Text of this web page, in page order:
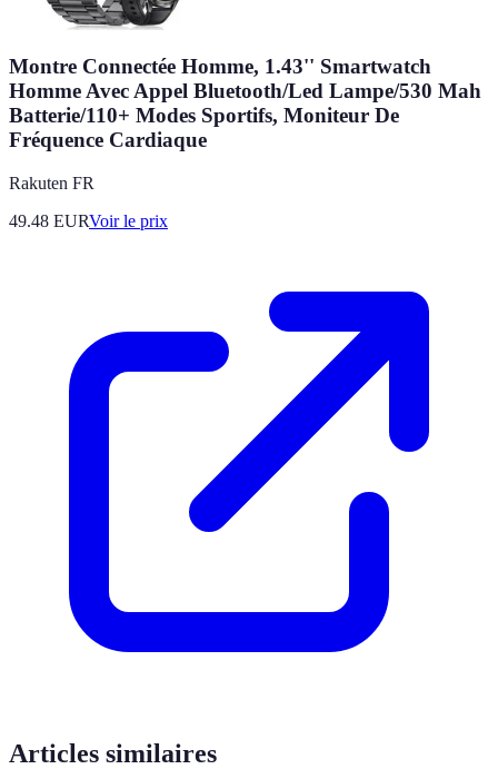
Montre Connectée Homme, 1.43'' Smartwatch
Homme Avec Appel Bluetooth/Led Lampe/530 Mah
Batterie/110+ Modes Sportifs, Moniteur De
Fréquence Cardiaque
Rakuten FR
49.48 EURVoir le prix
Articles similaires